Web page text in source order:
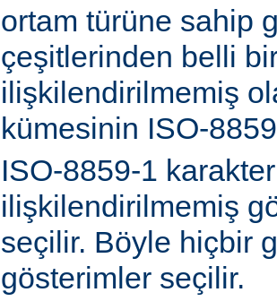
ortam türüne sahip
çeşitlerinden belli
ilişkilendirilmemiş
kümesinin ISO-
ISO-8859-1
ilişkilendirilmemiş
seçilir. Böyle hiçbir
gösterimler seçilir.